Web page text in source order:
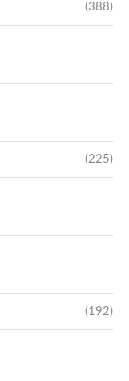
(388)
(225)
(192)